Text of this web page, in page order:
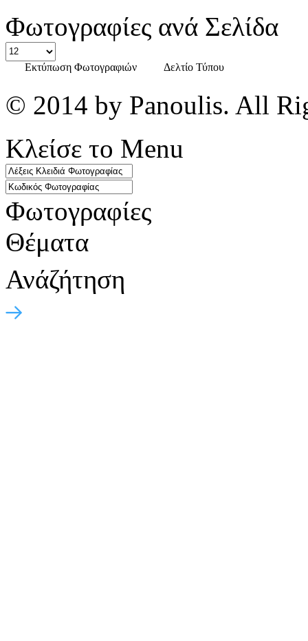
Φωτογραφίες ανά Σελίδα
Εκτύπωση Φωτογραφιών Δελτίο Τύπου
© 2014 by Panoulis. All
Κλείσε το Menu
Φωτογραφίες
Θέματα
Ανάζήτηση